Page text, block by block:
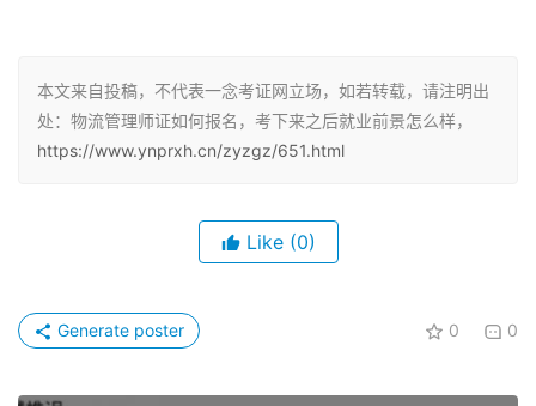
业国际化。
培养德、智、体全面发展、创新精神、高尚的职业操守、爱
科学的理论、方法和技术手段，了解国际物流管理的惯例，
有较强的实际操作能力，能胜任区域物流管理、物流企业管
地点之间传递商品或服务的过程。后勤流程包括：装卸、存
本文来自投稿，不代表一念考证网立场，如若转载，请注明出
处：物流管理师证如何报名，考下来之后就业前景怎么样，
https://www.ynprxh.cn/zyzgz/651.html
Like (0)
0 0
Generate poster